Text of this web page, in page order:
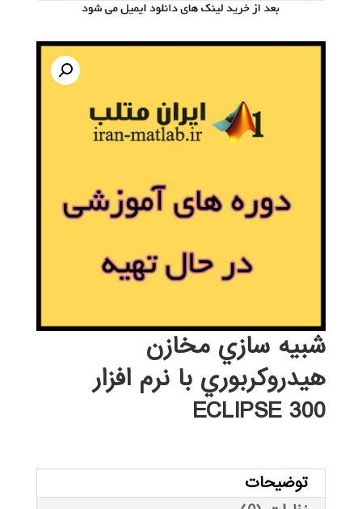
شبيه سازي مخازن
هيدروكربوري با نرم افزار
ECLIPSE 300
توضیحات